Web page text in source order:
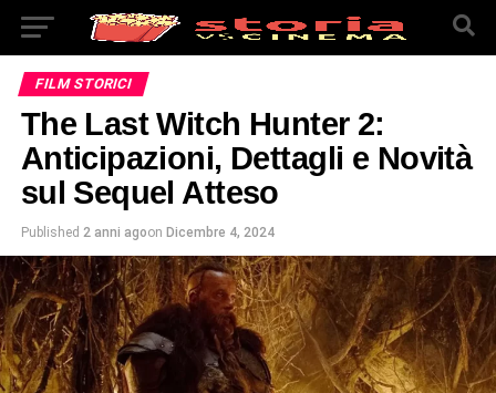
FILM STORICI
The Last Witch Hunter 2:
Anticipazioni, Dettagli e Novità
sul Sequel Atteso
Published 2 anni agoon Dicembre 4, 2024